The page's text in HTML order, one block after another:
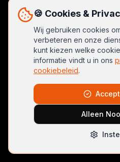
🍪 Cookies &
Wij gebruiken cookies
verbeteren en onze
kunt kiezen welke
informatie vindt u in ons
cookiebeleid.
Alleen